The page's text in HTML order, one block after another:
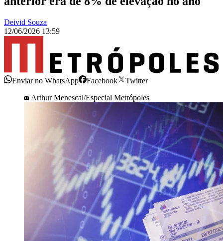
Deivid Souza
12/06/2026 13:59
Enviar no WhatsApp Facebook
Twitter
Arthur Menescal/Especial Metrópoles